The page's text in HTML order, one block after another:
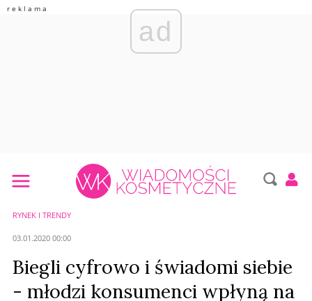
ad
RYNEK I TRENDY
03.01.2020 00:00
Biegli cyfrowo i świadomi siebie
- młodzi konsumenci wpłyną na